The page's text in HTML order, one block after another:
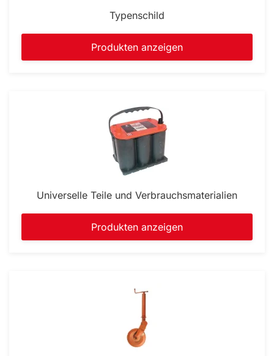
Typenschild
Produkten anzeigen
Universelle Teile und Verbrauchsmaterialien
Produkten anzeigen